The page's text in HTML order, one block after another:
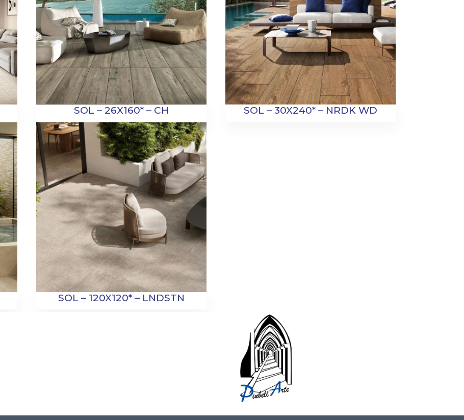
SOL – 26X160* – CH SOL – 30X240* – NRDK WD
SOL – 120X120* – LNDSTN